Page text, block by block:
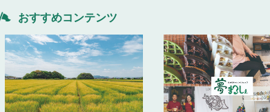
おすすめコンテンツ